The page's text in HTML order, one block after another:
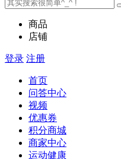
商品
店铺
登录 注册
首页
问答中心
视频
优惠券
积分商城
商家中心
运动健康